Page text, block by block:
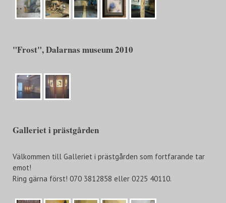
"Frost", Dalarnas museum 2010
Galleriet i prästgården
Välkommen till Galleriet i prästgården som fortfarande tar
emot!
Ring gärna först! 070 3812858 eller 0225 40110.